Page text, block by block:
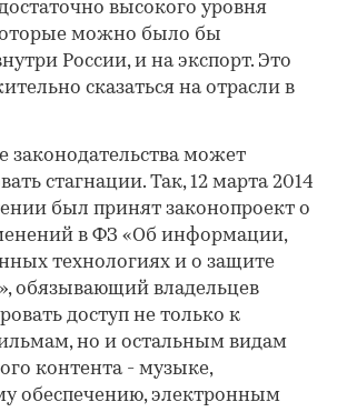
высокого уровня
можно было бы
России, и на экспорт. Это
сказаться на отрасли в
законодательства может
стагнации. Так, 12 марта 2014
был принят законопроект о
в ФЗ «Об информации,
технологиях и о защите
обязывающий владельцев
доступ не только к
но и остальным видам
контента - музыке,
обеспечению, электронным